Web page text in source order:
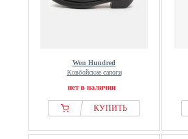
Won Hundred
Ковбойские сапоги
нет в наличии
КУПИТЬ